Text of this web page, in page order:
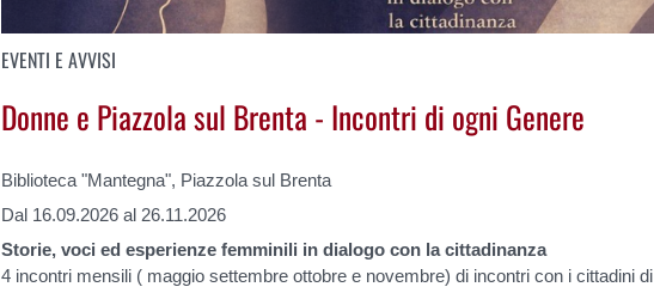
EVENTI E AVVISI
Donne e Piazzola sul Brenta - Incontri di ogni Genere
Biblioteca "Mantegna", Piazzola sul Brenta
Dal 16.09.2026 al 26.11.2026
Storie, voci ed esperienze femminili in dialogo con la cittadinanza
4 incontri mensili ( maggio settembre ottobre e novembre) di incontri con i cittadini di